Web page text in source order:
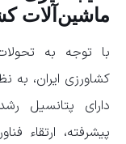
ماشین‌آلات
با توجه به
کشاورزی ایران،
دارای پتانسیل
پیشرفته، ارتقاء